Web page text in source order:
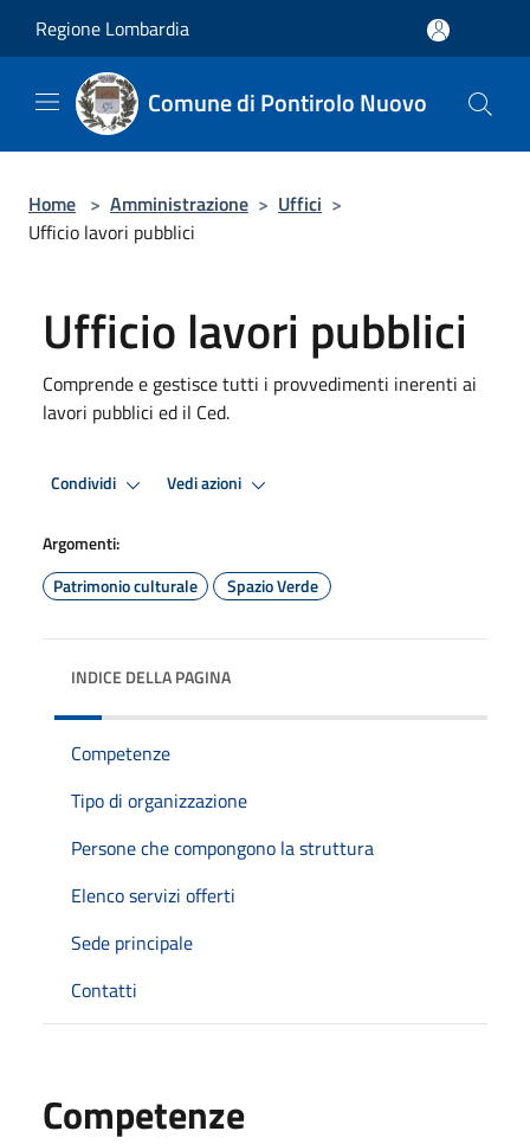
Regione Lombardia
Comune di Pontirolo Nuovo
Home > Amministrazione > Uffici >
Ufficio lavori pubblici
Ufficio lavori pubblici
Comprende e gestisce tutti i provvedimenti inerenti ai
lavori pubblici ed il Ced.
Condividi Vedi azioni
Argomenti:
Patrimonio culturale
Spazio Verde
INDICE DELLA PAGINA
Competenze
Tipo di organizzazione
Persone che compongono la struttura
Elenco servizi offerti
Sede principale
Contatti
Competenze